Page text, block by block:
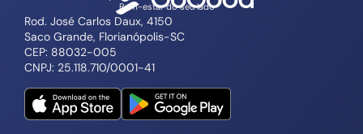
Bem-estar do seu lado
Rod. José Carlos Daux, 4150
Saco Grande, Florianópolis-SC
CEP: 88032-005
CNPJ: 25.118.710/0001-41